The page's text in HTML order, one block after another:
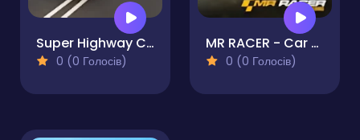
Super Highway Car Traffic Racer
0 (0 Голосів)
MR RACER - Car Racing
0 (0 Голосів)